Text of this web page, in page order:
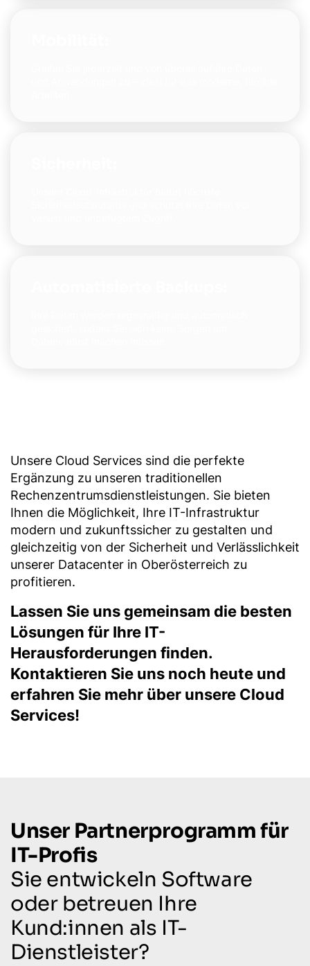
Unsere Cloud Services sind die perfekte
Ergänzung zu unseren traditionellen
Rechenzentrumsdienstleistungen. Sie bieten
Ihnen die Möglichkeit, Ihre IT-Infrastruktur
modern und zukunftssicher zu gestalten und
gleichzeitig von der Sicherheit und Verlässlichkeit
unserer Datacenter in Oberösterreich zu
profitieren.
Lassen Sie uns gemeinsam die besten
Lösungen für Ihre IT-
Herausforderungen finden.
Kontaktieren Sie uns noch heute und
erfahren Sie mehr über unsere Cloud
Services!
Unser Partnerprogramm für
IT-Profis
Sie entwickeln Software
oder betreuen Ihre
Kund:innen als IT-
Dienstleister?